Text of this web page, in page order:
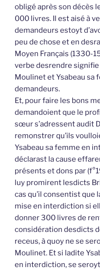
obligé après son décès
000 livres. Il est aisé à
demandeurs estoyt
peu de chose et en
Moyen Français (1330-
verbe desrendre
Moulinet et Ysabeau
demandeurs.
Et, pour faire les bons
demandoient que le
sœur s’adressent audit
remonstrer qu’ils
Ysabeau sa femme en
déclarast la cause
présents et dons par
luy promirent lesdicts
cas qu’il consentist que
mise en interdiction si
donner 300 livres de
considération desdicts
receus, à quoy ne se
Moulinet. Et si ladite
en interdiction, se